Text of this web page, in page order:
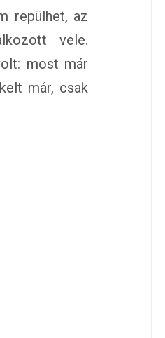
repülhet, az
vele.
most már
már, csak